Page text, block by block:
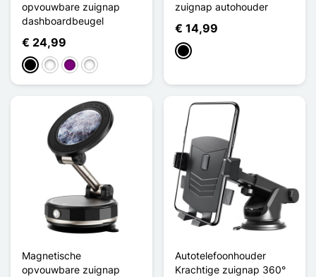
opvouwbare zuignap
dashboardbeugel
€ 24,99
ZwartWit PurperBleu Ciel
zuignap autohouder
€ 14,99
Zwart
Magnetische
opvouwbare zuignap
Autotelefoonhouder
Krachtige zuignap 360°